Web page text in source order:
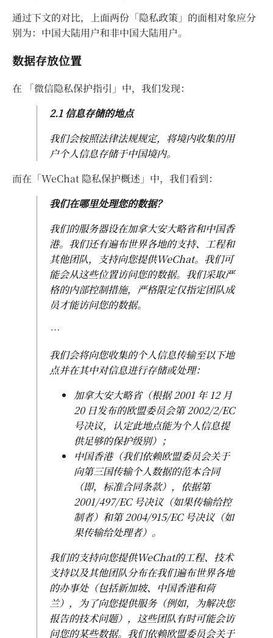
通过下文的对比，上面两份「隐私政策」的面相对象应分
别为：中国大陆用户和非中国大陆用户。
数据存放位置
在 「微信隐私保护指引」中，我们发现：
2.1 信息存储的地点
我们会按照法律法规规定，将境内收集的用
户个人信息存储于中国境内。
而在「WeChat 隐私保护概述」中，我们看到：
我们在哪里处理您的数据？
我们的服务器设在加拿大安大略省和中国香
港。我们还有遍布世界各地的支持、工程和
其他团队，支持向您提供WeChat。我们可
能会从这些位置访问您的数据。我们采取严
格的内部控制措施，严格限定仅指定团队成
员才能访问您的数据。
…
我们会将向您收集的个人信息传输至以下地
点并在其中对信息进行存储或处理：
加拿大安大略省（根据 2001 年 12 月
20 日发布的欧盟委员会第 2002/2/EC
号决议，认定此地点能为个人信息提
供足够的保护级别）；
中国香港（我们依赖欧盟委员会关于
向第三国传输个人数据的范本合同
（即，标准合同条款），依据第
2001/497/EC 号决议（如果传输给控
制者）和第 2004/915/EC 号决议（如
果传输给处理者）。
我们的支持向您提供WeChat的工程、技术
支持以及其他团队分布在我们遍布世界各地
的办事处（包括新加坡、中国香港和荷
兰），为了向您提供服务（例如，为解决您
报告的技术问题），这些团队有时可能会访
问您的某些数据。我们依赖欧盟委员会关于